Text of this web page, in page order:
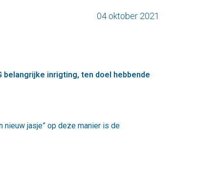
04 oktober 2021
belangrijke inrigting, ten doel hebbende
jasje” op deze manier is de